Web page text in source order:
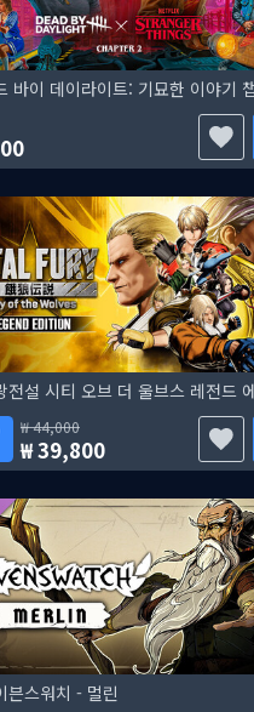
바이 데이라이트: 기묘한 이야기
전설 시티 오브 더 울브스 레전드
44,000
39,800
븐스워치 - 멀린